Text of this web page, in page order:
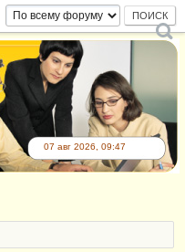
07 авг 2026, 09:47